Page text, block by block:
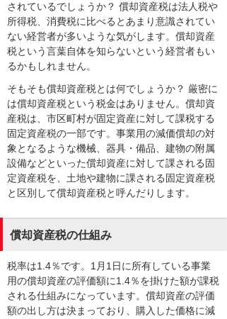
されているでしょうか？ 償却資産税は法人税や
所得税、消費税に比べるとあまり意識されてい
ない経営者が多いような気がします。償却資産
税という言葉自体を知らないという経営者もい
るかもしれません。
そもそも償却資産税とは何でしょうか？ 厳密に
は償却資産税という税金はありません。償却資
産税は、市区町村が固定資産に対して課税する
固定資産税の一部です。事業用の減価償却の対
象となるような機械、器具・備品、建物の附属
設備などといった償却資産に対して課される固
定資産税を、土地や建物に課される固定資産税
と区別して償却資産税と呼んだりします。
償却資産税の仕組み
税率は1.4％です。1月1日に所有している事業
用の償却資産の評価額に1.4％を掛けた額が課税
される仕組みになっています。償却資産の評価
額の出し方は決まっており、購入した価格に減